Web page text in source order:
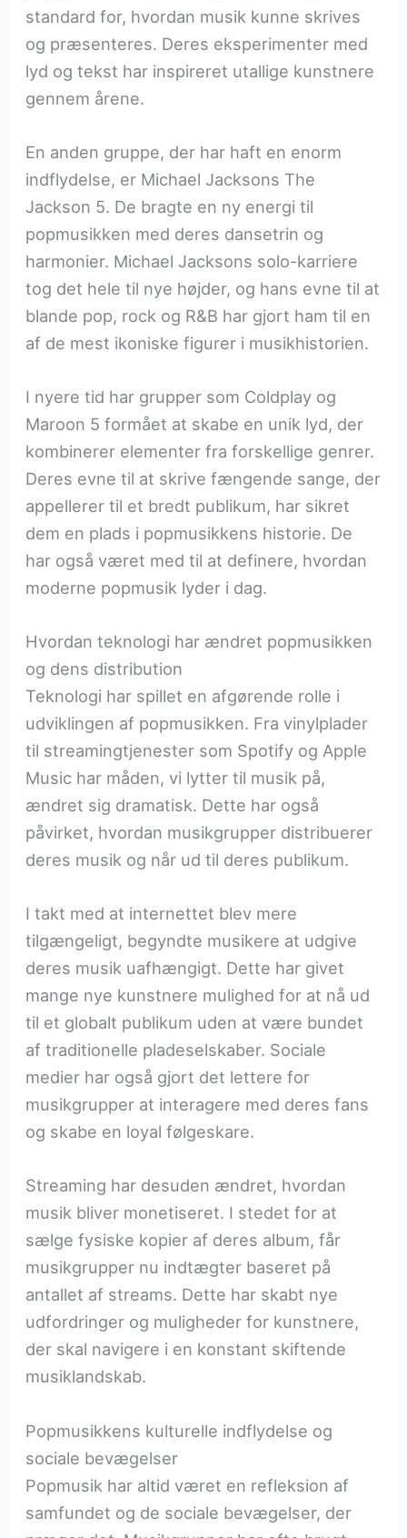
standard for, hvordan musik kunne skrives
og præsenteres. Deres eksperimenter med
lyd og tekst har inspireret utallige kunstnere
gennem årene.
En anden gruppe, der har haft en enorm
indflydelse, er Michael Jacksons The
Jackson 5. De bragte en ny energi til
popmusikken med deres dansetrin og
harmonier. Michael Jacksons solo-karriere
tog det hele til nye højder, og hans evne til at
blande pop, rock og R&B har gjort ham til en
af de mest ikoniske figurer i musikhistorien.
I nyere tid har grupper som Coldplay og
Maroon 5 formået at skabe en unik lyd, der
kombinerer elementer fra forskellige genrer.
Deres evne til at skrive fængende sange, der
appellerer til et bredt publikum, har sikret
dem en plads i popmusikkens historie. De
har også været med til at definere, hvordan
moderne popmusik lyder i dag.
Hvordan teknologi har ændret popmusikken
og dens distribution
Teknologi har spillet en afgørende rolle i
udviklingen af popmusikken. Fra vinylplader
til streamingtjenester som Spotify og Apple
Music har måden, vi lytter til musik på,
ændret sig dramatisk. Dette har også
påvirket, hvordan musikgrupper distribuerer
deres musik og når ud til deres publikum.
I takt med at internettet blev mere
tilgængeligt, begyndte musikere at udgive
deres musik uafhængigt. Dette har givet
mange nye kunstnere mulighed for at nå ud
til et globalt publikum uden at være bundet
af traditionelle pladeselskaber. Sociale
medier har også gjort det lettere for
musikgrupper at interagere med deres fans
og skabe en loyal følgeskare.
Streaming har desuden ændret, hvordan
musik bliver monetiseret. I stedet for at
sælge fysiske kopier af deres album, får
musikgrupper nu indtægter baseret på
antallet af streams. Dette har skabt nye
udfordringer og muligheder for kunstnere,
der skal navigere i en konstant skiftende
musiklandskab.
Popmusikkens kulturelle indflydelse og
sociale bevægelser
Popmusik har altid været en refleksion af
samfundet og de sociale bevægelser, der